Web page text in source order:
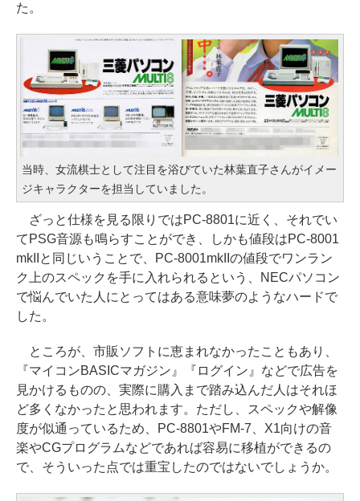
た。
当時、女流棋士として注目を浴びていた林葉直子さんがイメー
ジキャラクターを担当していました。
ざっと仕様を見る限りではPC-8801に近く、それでい
てPSG音源も鳴らすことができ、しかも値段はPC-8001
mkIIと同じいうことで、PC-8001mkIIの値段でワンラン
ク上のスペックを手に入れられるという、NECパソコン
で悩んでいた人にとってはある意味夢のようなハードで
した。
ところが、市販ソフトに恵まれなかったこともあり、
『マイコンBASICマガジン』『ログイン』などで広告を
見かけるものの、実際に購入まで踏み込んだ人はそれほ
ど多くなかったと思われます。ただし、スペックや解像
度が似通っているため、PC-8801やFM-7、X1向けの音
楽やCGプログラムなどであれば容易に移植ができるの
で、そういった点では重宝したのではないでしょうか。